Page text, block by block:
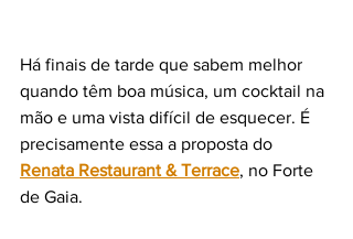
Há finais de tarde que sabem melhor
quando têm boa música, um cocktail na
mão e uma vista difícil de esquecer. É
precisamente essa a proposta do
Renata Restaurant & Terrace, no Forte
de Gaia.